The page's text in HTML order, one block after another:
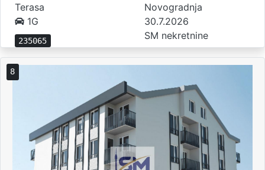
Terasa
1G
235065
Novogradnja
30.7.2026
SM nekretnine
8